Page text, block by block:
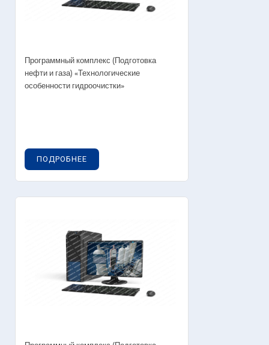
Программный комплекс (Подготовка
нефти и газа) «Технологические
особенности гидроочистки»
ПОДРОБНЕЕ